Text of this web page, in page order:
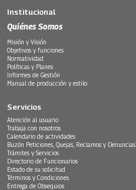
Institucional
Quiénes Somos
Misión y Visión
Objetivos y funciones
Normatividad
Políticas y Planes
Informes de Gestión
Manual de producción y estilo
Servicios
Atención al usuario
Trabaja con nosotros
Calendario de actividades
Buzón Peticiones, Quejas, Reclamos y Denuncias
Trámites y Servicios
Directorio de Funcionarios
Estado de su solicitud
Términos y Condiciones
Entrega de Obsequios